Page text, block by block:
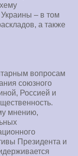
– в том
а также
вопросам
союзного
Россией и
мнению,
Президента и